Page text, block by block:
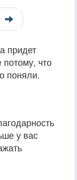
придет
что
поняли.
у вас